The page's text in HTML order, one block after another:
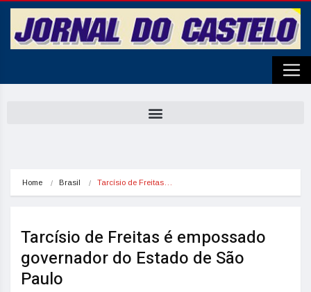
Home Brasil Tarcísio de Freitas…
Tarcísio de Freitas é empossado
governador do Estado de São
Paulo